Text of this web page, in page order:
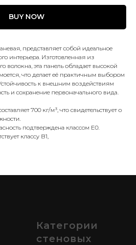
BUY NOW
представляет собой идеальное
интерьера. Изготовленная из
волокна, эта панель обладает высокой
что делает её практичным выбором
к внешним воздействиям
и сохранение первоначального вида.
700 кг/м³, что свидетельствует о
подтверждена классом E0.
классу B1,
Категории
стеновых